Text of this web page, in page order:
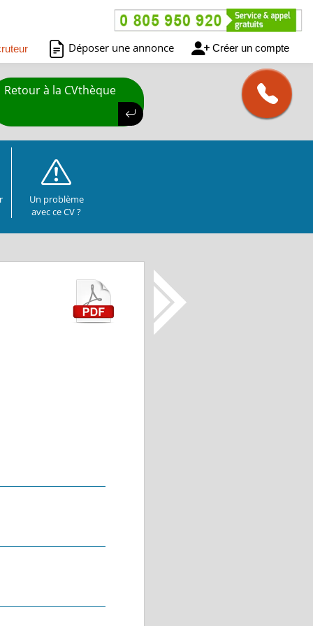
Déposer une annonce Créer un compte
Retour à la CVthèque
Un problème
avec ce CV ?